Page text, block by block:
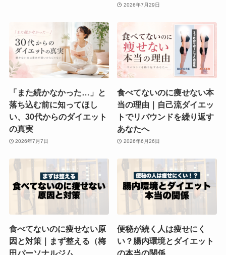
2026年7月29日
「また続かなかった…」と
落ち込む前に知ってほし
い、30代からのダイエット
の真実
2026年7月7日
食べてないのに痩せない本
当の理由｜自己流ダイエッ
トでリバウンドを繰り返す
あなたへ
2026年6月26日
食べてないのに痩せない原
因と対策｜まず整える（梅
便秘が続く人は痩せにく
い？腸内環境とダイエット